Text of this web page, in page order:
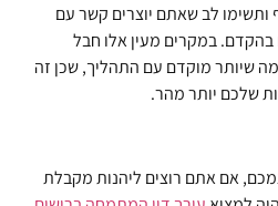
ותשימו לב שאתם יוצרים קשר עם
בהקדם. במקרים מעין אלו חבל
שיותר מוקדם עם התהליך, שכן זה
שלכם יותר מהר.
אם אתם רוצים ליהנות מקבלת